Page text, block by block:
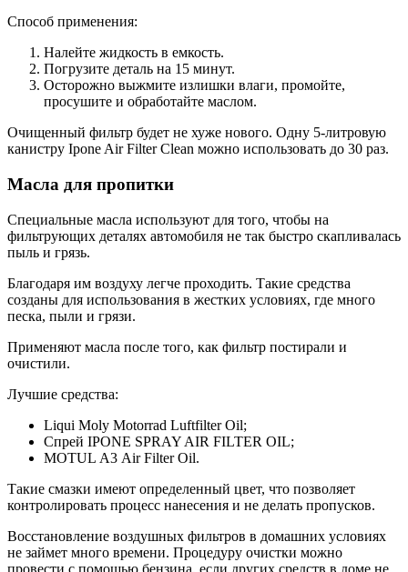
Способ применения:
Налейте жидкость в емкость.
Погрузите деталь на 15 минут.
Осторожно выжмите излишки влаги, промойте,
просушите и обработайте маслом.
Очищенный фильтр будет не хуже нового. Одну 5-литровую
канистру Ipone Air Filter Clean можно использовать до 30 раз.
Масла для пропитки
Специальные масла используют для того, чтобы на
фильтрующих деталях автомобиля не так быстро скапливалась
пыль и грязь.
Благодаря им воздуху легче проходить. Такие средства
созданы для использования в жестких условиях, где много
песка, пыли и грязи.
Применяют масла после того, как фильтр постирали и
очистили.
Лучшие средства:
Liqui Moly Motorrad Luftfilter Oil;
Спрей IPONE SPRAY AIR FILTER OIL;
MOTUL А3 Air Filter Oil.
Такие смазки имеют определенный цвет, что позволяет
контролировать процесс нанесения и не делать пропусков.
Восстановление воздушных фильтров в домашних условиях
не займет много времени. Процедуру очистки можно
провести с помощью бензина, если других средств в доме не